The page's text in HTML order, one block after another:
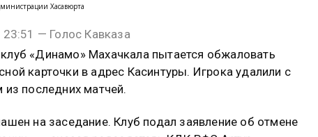
Хасавюрта
— Голос Кавказа
«Динамо» Махачкала пытается обжаловать
карточки в адрес Касинтуры. Игрока удалили с
из последних матчей.
на заседание. Клуб подал заявление об отмене